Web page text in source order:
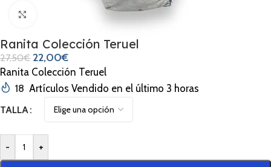
Ranita Colección Teruel
27,50€ 22,00€
Ranita Colección Teruel
18 Artículos Vendido en el último 3 horas
TALLA
- +